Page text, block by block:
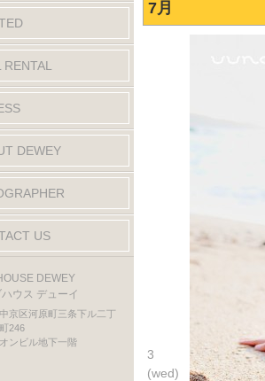
RENTAL
DEWEY
US
DEWEY
ウス デューイ
京区河原町三条下ル二丁
246
ンビル地下一階
7月
3
(wed)